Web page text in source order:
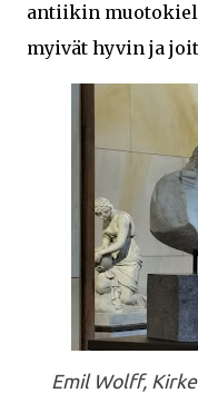
antiikin
myivät hyvin ja
Emil Wolff,